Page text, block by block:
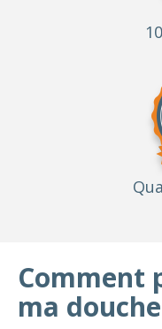
Comment
ma